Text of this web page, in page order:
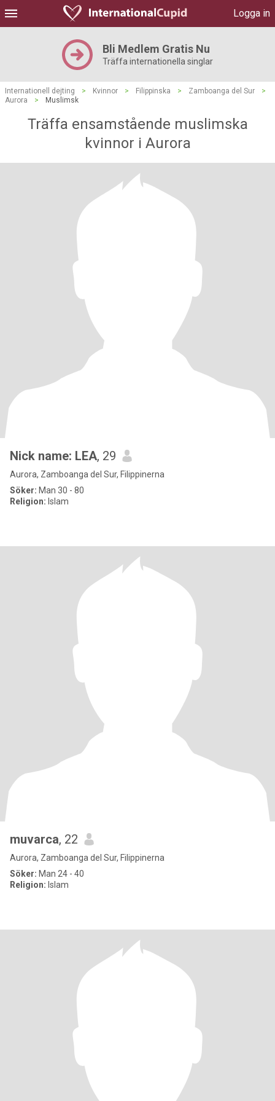
Logga in
Bli Medlem Gratis Nu
Träffa internationella singlar
Internationell dejting > Kvinnor > Filippinska > Zamboanga del Sur
>
Aurora
> Muslimsk
Träffa ensamstående muslimska
kvinnor i Aurora
Nick name: LEA, 29
Aurora, Zamboanga del Sur, Filippinerna
Söker: Man 30 - 80
Religion: Islam
muvarca, 22
Aurora, Zamboanga del Sur, Filippinerna
Söker: Man 24 - 40
Religion: Islam